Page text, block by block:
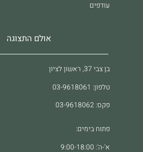
עודפים
אולם התצוגה
בן צבי 37, ראשון לציון
טלפון: 03-9618061
פקס: 03-9618062
פתוח בימים:
א'-ה': 9:00-18:00